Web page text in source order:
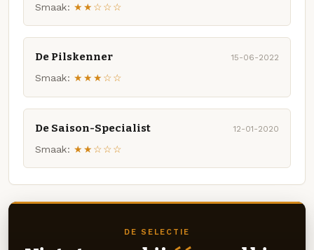
Smaak: ★★☆☆☆
De Pilskenner 15-06-2022
Smaak: ★★★☆☆
De Saison-Specialist 12-01-2020
Smaak: ★★☆☆☆
DE SELECTIE